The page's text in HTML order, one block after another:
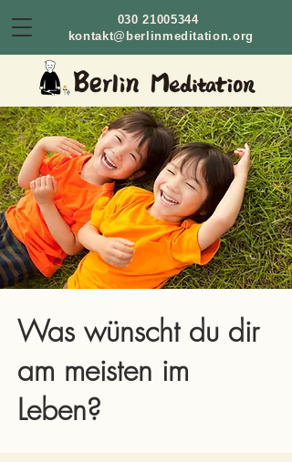
030 21005344
kontakt@berlinmeditation.org
Was wünscht du dir
am meisten im
Leben?